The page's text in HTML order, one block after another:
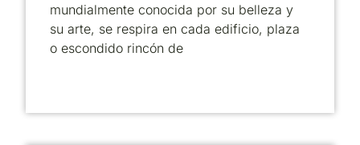
mundialmente conocida por su belleza y
su arte, se respira en cada edificio, plaza
o escondido rincón de